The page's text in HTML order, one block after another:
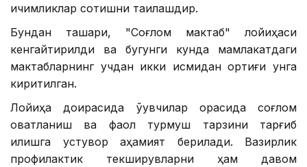
ичимликлар сотишни тақиқлашдир.
Бундан ташқари, "Соғлом мактаб" лойиҳаси
кенгайтирилди ва бугунги кунда мамлакатдаги
мактабларнинг учдан икки қисмидан ортиғи унга
киритилган.
Лойиҳа доирасида ўқувчилар орасида соғлом
овқатланиш ва фаол турмуш тарзини тарғиб
қилишга устувор аҳамият берилади. Вазирлик
профилактик текширувларни ҳам давом